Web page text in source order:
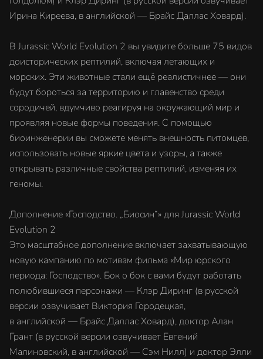
Ирина Киреева, в английской — Брайс Даллас Ховард).
В Jurassic World Evolution 2 вы увидите больше 75 видов
доисторических рептилий, включая летающих и
морских. Эти животные стали ещё реалистичнее — они
будут бороться за территорию и главенство среди
сородичей, вдумчиво реагируя на окружающий мир и
проявляя новые формы поведения. С помощью
биоинженерии вы сможете менять внешность питомцев,
использовать новые яркие цвета и узоры, а также
открывать различные свойства рептилий, изменяя их
геномы.
Дополнение «Господство. „Биосин“» для Jurassic World
Evolution 2
Это масштабное дополнение включает захватывающую
новую кампанию по мотивам фильма «Мир юрского
периода: Господство». Бок о бок с вами будут работать
полюбившиеся персонажи — Клэр Диринг (в русской
версии озвучивает Виктория Городецкая,
в английской — Брайс Даллас Ховард), доктор Алан
Грант (в русской версии озвучивает Евгений
Малиновский, в английской — Сэм Нилл) и доктор Элли